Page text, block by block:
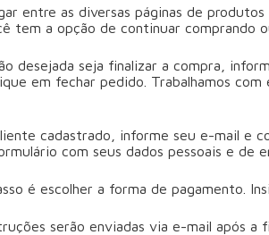
entre as diversas páginas de
tem a opção de continuar comprando
desejada seja finalizar a compra,
em fechar pedido. Trabalhamos
cadastrado, informe seu e-mail e
com seus dados pessoais e de
é escolher a forma de pagamento.
serão enviadas via e-mail após a